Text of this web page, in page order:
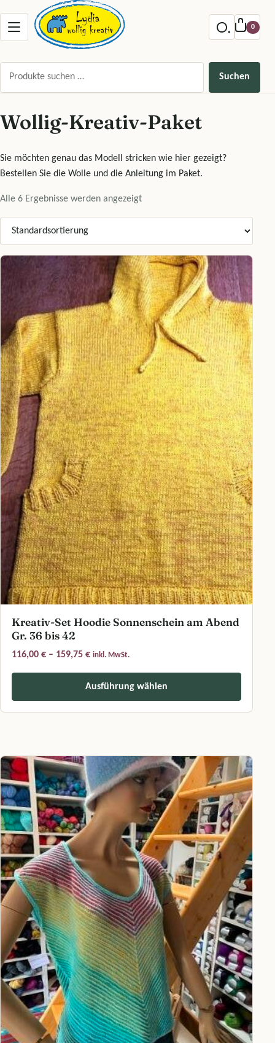
Zum Inhalt springen
Menu offnen
0
Suchen
Wollig-Kreativ-Paket
Sie möchten genau das Modell stricken wie hier gezeigt?
Bestellen Sie die Wolle und die Anleitung im Paket.
Alle 6 Ergebnisse werden angezeigt
Kreativ-Set Hoodie Sonnenschein am Abend
Gr. 36 bis 42
116,00 € – 159,75 €Preisspanne: 116,00 € bis 159,75 €
inkl. MwSt.
Ausführung wählen